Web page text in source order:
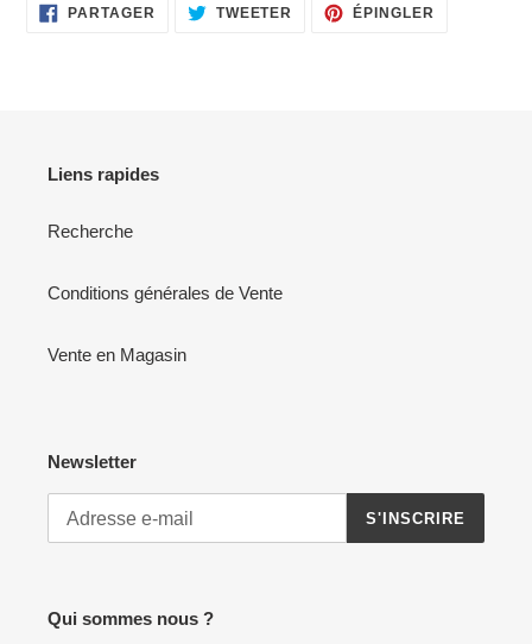
PARTAGER PARTAGER
SUR
TWEETER TWEETER
SUR
ÉPINGLER
Liens rapides
Recherche
Conditions générales de Vente
Vente en Magasin
Newsletter
S'INSCRIRE
Qui sommes nous ?